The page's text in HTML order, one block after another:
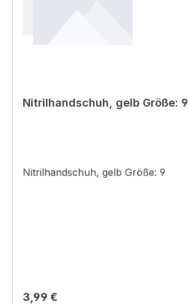
Nitrilhandschuh, gelb Größe: 9
Nitrilhandschuh, gelb Größe: 9
Regulärer Preis:
3,99 €